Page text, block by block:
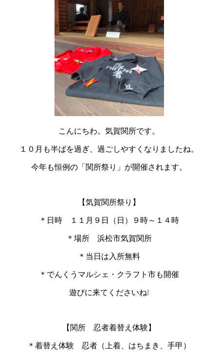
こんにちわ。気賀関所です。
１０月も半ばを過ぎ、過ごしやすくなりましたね。
今年も恒例の「関所祭り」が開催されます。
【気賀関所祭り】
＊日時 １１月９日（日）９時～１４時
＊場所 浜松市気賀関所
＊当日は入所無料
＊でんくうマルシェ・クラフト市も開催
遊びに来てくださいね❕
【関所 忍者着替え体験】
＊着替え体験 忍者（上着、はちまき、手甲）